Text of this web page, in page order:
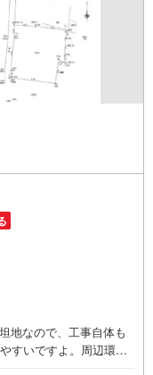
地なので、工事自体も
すいですよ。周辺環境